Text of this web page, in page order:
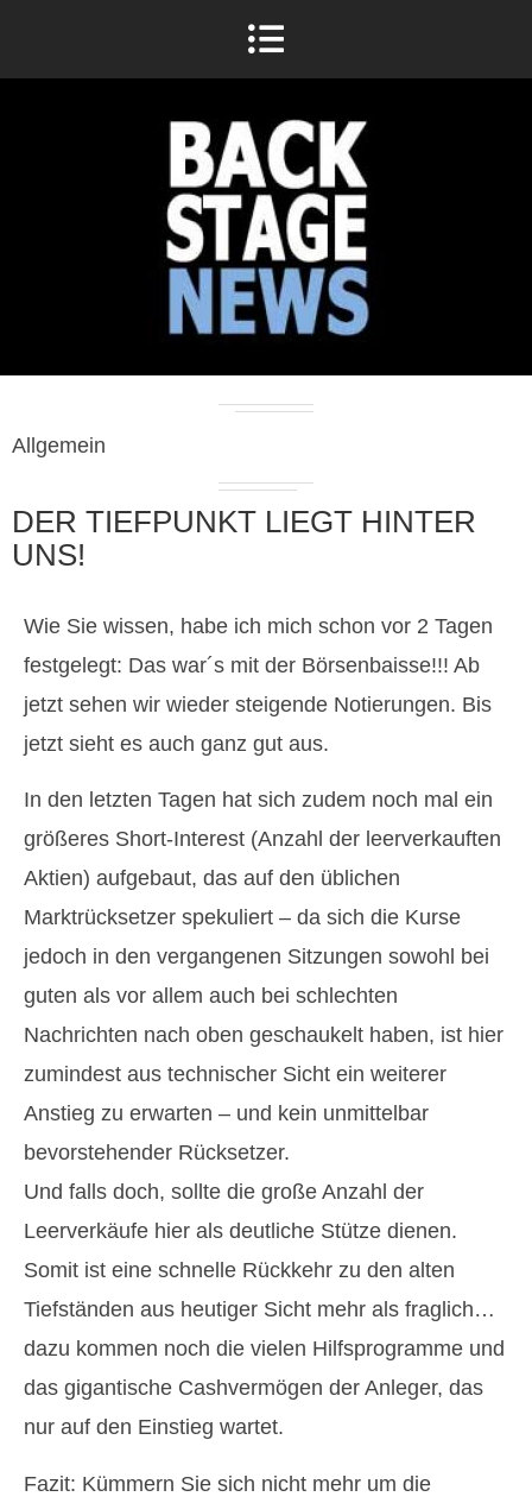
Allgemein
DER TIEFPUNKT LIEGT HINTER
UNS!
Wie Sie wissen, habe ich mich schon vor 2 Tagen
festgelegt: Das war´s mit der Börsenbaisse!!! Ab
jetzt sehen wir wieder steigende Notierungen. Bis
jetzt sieht es auch ganz gut aus.
In den letzten Tagen hat sich zudem noch mal ein
größeres Short-Interest (Anzahl der leerverkauften
Aktien) aufgebaut, das auf den üblichen
Marktrücksetzer spekuliert – da sich die Kurse
jedoch in den vergangenen Sitzungen sowohl bei
guten als vor allem auch bei schlechten
Nachrichten nach oben geschaukelt haben, ist hier
zumindest aus technischer Sicht ein weiterer
Anstieg zu erwarten – und kein unmittelbar
bevorstehender Rücksetzer.
Und falls doch, sollte die große Anzahl der
Leerverkäufe hier als deutliche Stütze dienen.
Somit ist eine schnelle Rückkehr zu den alten
Tiefständen aus heutiger Sicht mehr als fraglich…
dazu kommen noch die vielen Hilfsprogramme und
das gigantische Cashvermögen der Anleger, das
nur auf den Einstieg wartet.
Fazit: Kümmern Sie sich nicht mehr um die